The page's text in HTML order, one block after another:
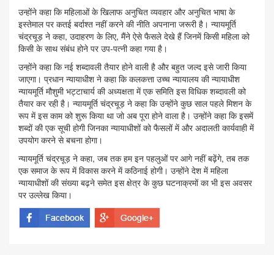
उन्होंने कहा कि महिलाओं के खिलाफ अनुचित व्यवहार और अनुचित भाषा के
इस्तेमाल पर कतई बर्दाश्त नहीं करने की नीति अपनाना जरूरी है। न्यायमूर्ति
चंद्रचूड़ ने कहा, उदाहरण के लिए, मैंने ऐसे फैसले देखे हैं जिनमें किसी महिला को
किसी के साथ संबंध होने पर उप-पत्नी कहा गया है।
उन्होंने कहा कि नई शब्दावली तैयार होने वाली है और बहुत जल्द इसे जारी किया
जाएगा। प्रधान न्यायाधीश ने कहा कि कलकत्ता उच्च न्यायालय की न्यायाधीश
न्यायमूर्ति मौशुमी भट्टाचार्य की अध्यक्षता में एक समिति इस विधिक शब्दावली को
तैयार कर रही है। न्यायमूर्ति चंद्रचूड़ ने कहा कि उन्होंने कुछ साल पहले मिशन के
रूप में इस काम को शुरू किया था जो अब पूरा होने वाला है। उन्होंने कहा कि इसमें
शब्दों की एक सूची होगी जिनका न्यायाधीशों को फैसलों में और अदालती कार्यवाही में
उपयोग करने से बचना होगा।
न्यायमूर्ति चंद्रचूड़ ने कहा, जब तक हम इन पहलुओं पर आगे नहीं बढ़ेंगे, तब तक
एक समाज के रूप में विकास करने में कठिनाई होगी। उन्होंने देश में महिला
न्यायाधीशों की संख्या बढ़ने समेत इस क्षेत्र के कुछ घटनाक्रमों का भी इस अवसर
पर उल्लेख किया।